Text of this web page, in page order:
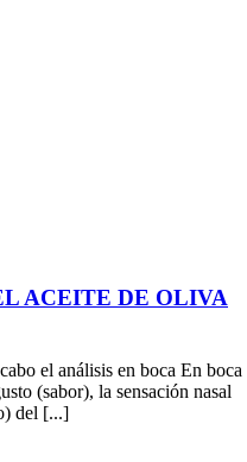
ACEITE DE OLIVA
el análisis en boca En boca
(sabor), la sensación nasal
del [...]